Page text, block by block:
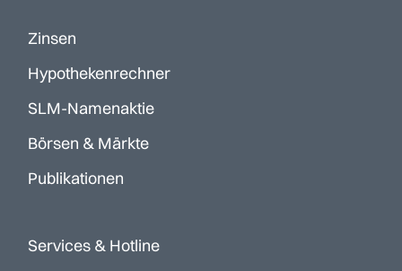
Zinsen
Hypothekenrechner
SLM-Namenaktie
Börsen & Märkte
Publikationen
Services & Hotline